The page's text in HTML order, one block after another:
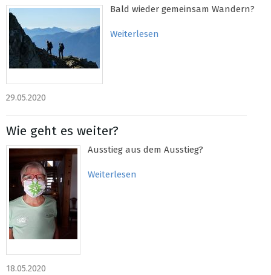
Bald wieder gemeinsam Wandern?
Weiterlesen
29.05.2020
Wie geht es weiter?
Ausstieg aus dem Ausstieg?
Weiterlesen
18.05.2020